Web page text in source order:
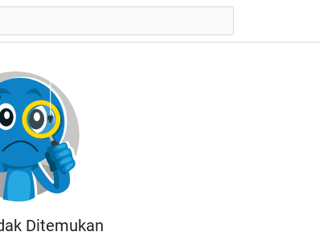
Ditemukan